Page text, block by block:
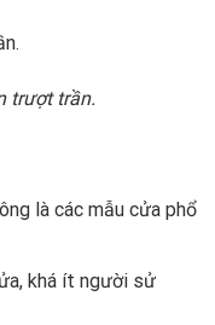
trượt trần.
là các mẫu cửa phổ
khá ít người sử